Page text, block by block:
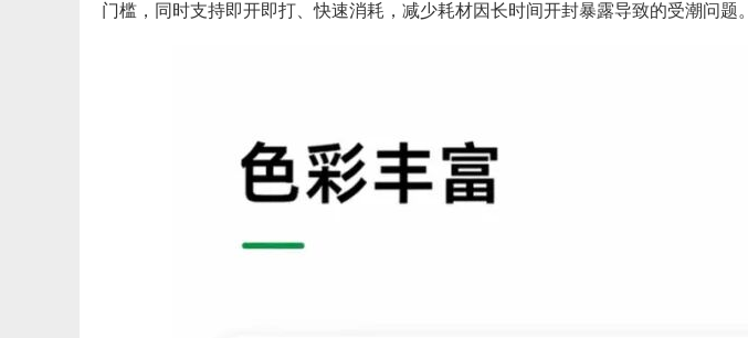
门槛，同时支持即开即打、快速消耗，减少耗材因长时间开封暴露导致的受潮问题。